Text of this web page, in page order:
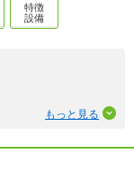
特徴
設備
もっと見る